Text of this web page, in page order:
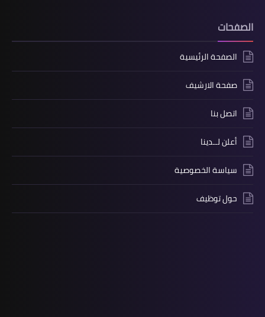
الصفحات
الصفحة الرئيسية
صفحة الارشيف
اتصل بنا
أعلن لــدينا
سياسة الخصوصية
حول توظيف